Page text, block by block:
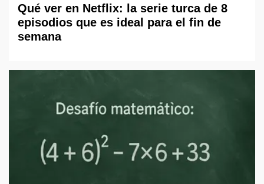
Qué ver en Netflix: la serie turca de 8
episodios que es ideal para el fin de
semana